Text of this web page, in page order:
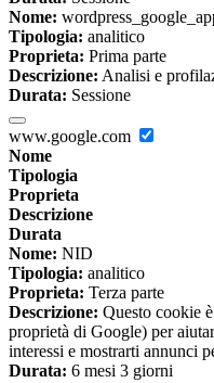
Nome:
Tipologia: analitico
Proprieta: Prima parte
Descrizione: Analisi e
Durata: Sessione
www.google.com
Nome
Tipologia
Proprieta
Descrizione
Durata
Nome: NID
Tipologia: analitico
Proprieta: Terza parte
Descrizione: Questo cookie
proprietà di Google) per
interessi e mostrarti annunci
Durata: 6 mesi 3 giorni